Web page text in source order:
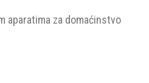
aparatima za domaćinstvo